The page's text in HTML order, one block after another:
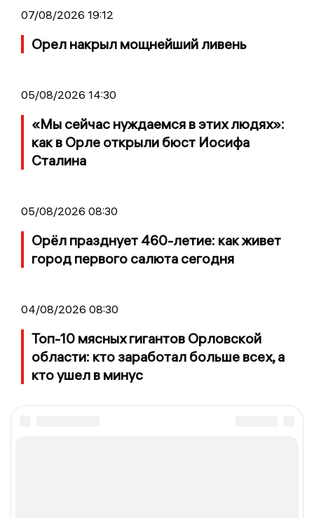
07/08/2026 19:12
Орел накрыл мощнейший ливень
05/08/2026 14:30
«Мы сейчас нуждаемся в этих людях»:
как в Орле открыли бюст Иосифа
Сталина
05/08/2026 08:30
Орёл празднует 460-летие: как живет
город первого салюта сегодня
04/08/2026 08:30
Топ-10 мясных гигантов Орловской
области: кто заработал больше всех, а
кто ушел в минус